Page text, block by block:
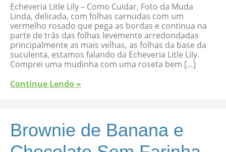
Echeveria Litle Lily – Como Cuidar, Foto da Muda
Linda, delicada, com folhas carnudas com um
vermelho rosado que pega as bordas e continua na
parte de trás das folhas levemente arredondadas
principalmente as mais velhas, as folhas da base da
suculenta, estamos falando da Echeveria Litle Lily.
Comprei uma mudinha com uma roseta bem […]
Continue Lendo »
Brownie de Banana e